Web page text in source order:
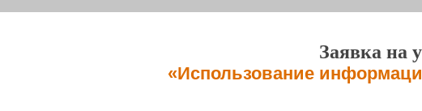
Заявка на
«Использование